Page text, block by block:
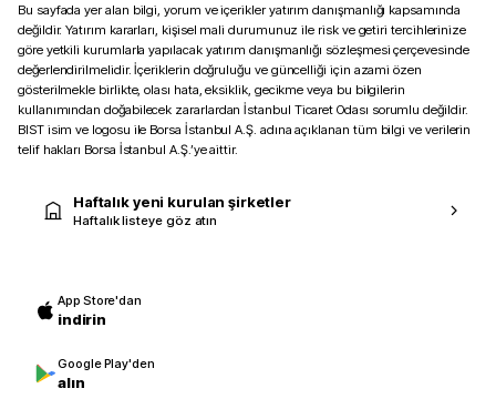
Bu sayfada yer alan bilgi, yorum ve içerikler yatırım danışmanlığı kapsamında
değildir. Yatırım kararları, kişisel mali durumunuz ile risk ve getiri tercihlerinize
göre yetkili kurumlarla yapılacak yatırım danışmanlığı sözleşmesi çerçevesinde
değerlendirilmelidir. İçeriklerin doğruluğu ve güncelliği için azami özen
gösterilmekle birlikte, olası hata, eksiklik, gecikme veya bu bilgilerin
kullanımından doğabilecek zararlardan İstanbul Ticaret Odası sorumlu değildir.
BIST isim ve logosu ile Borsa İstanbul A.Ş. adına açıklanan tüm bilgi ve verilerin
telif hakları Borsa İstanbul A.Ş.’ye aittir.
Haftalık yeni kurulan şirketler
Haftalık listeye göz atın
App Store'dan
indirin
Google Play'den
alın